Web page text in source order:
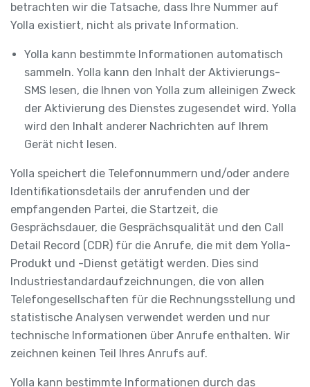
betrachten wir die Tatsache, dass Ihre Nummer auf
Yolla existiert, nicht als private Information.
Yolla kann bestimmte Informationen automatisch
sammeln. Yolla kann den Inhalt der Aktivierungs-
SMS lesen, die Ihnen von Yolla zum alleinigen Zweck
der Aktivierung des Dienstes zugesendet wird. Yolla
wird den Inhalt anderer Nachrichten auf Ihrem
Gerät nicht lesen.
Yolla speichert die Telefonnummern und/oder andere
Identifikationsdetails der anrufenden und der
empfangenden Partei, die Startzeit, die
Gesprächsdauer, die Gesprächsqualität und den Call
Detail Record (CDR) für die Anrufe, die mit dem Yolla-
Produkt und -Dienst getätigt werden. Dies sind
Industriestandardaufzeichnungen, die von allen
Telefongesellschaften für die Rechnungsstellung und
statistische Analysen verwendet werden und nur
technische Informationen über Anrufe enthalten. Wir
zeichnen keinen Teil Ihres Anrufs auf.
Yolla kann bestimmte Informationen durch das